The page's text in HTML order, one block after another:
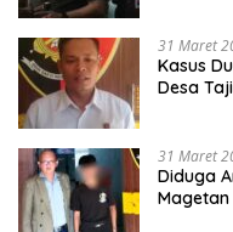
31 Maret
Kasus
Desa
31 Maret
Diduga